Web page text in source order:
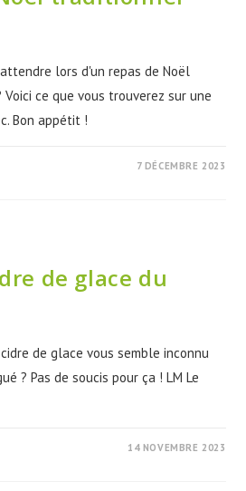
lors d'un repas de Noël
ce que vous trouverez sur une
Bon appétit !
7 DÉCEMBRE 2023
de glace du
de glace vous semble inconnu
? Pas de soucis pour ça ! LM Le
14 NOVEMBRE 2023